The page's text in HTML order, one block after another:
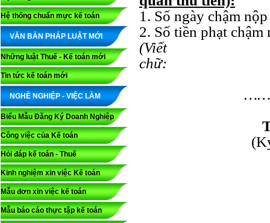
Hệ thống chuẩn mực kế toán
VĂN BẢN PHÁP LUẬT MỚI
Những luật Thuế - Kế toán mới
Tin tức kế toán mới
NGHỀ NGHIỆP - VIỆC LÀM
Biểu Mẫu Đăng Ký Doanh Nghiệp
Công việc của Kế toán
Hỏi đáp kế toán - Thuế
Kinh nghiệm xin việc Kế toán
Mẫu đơn xin việc kế toán
Mẫu báo cáo thực tập kế toán
1. Số ngày chậm
2. Số tiền phạt
…………,
THỦ
(Ký, ghi